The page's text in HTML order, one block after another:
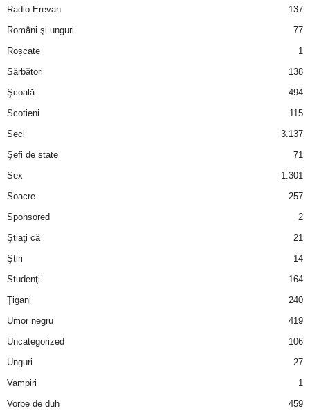
Radio Erevan
137
Români şi unguri
77
Roșcate
1
Sărbători
138
Şcoală
494
Scotieni
115
Seci
3.137
Şefi de state
71
Sex
1.301
Soacre
257
Sponsored
2
Ştiaţi că
21
Ştiri
14
Studenţi
164
Ţigani
240
Umor negru
419
Uncategorized
106
Unguri
27
Vampiri
1
Vorbe de duh
459